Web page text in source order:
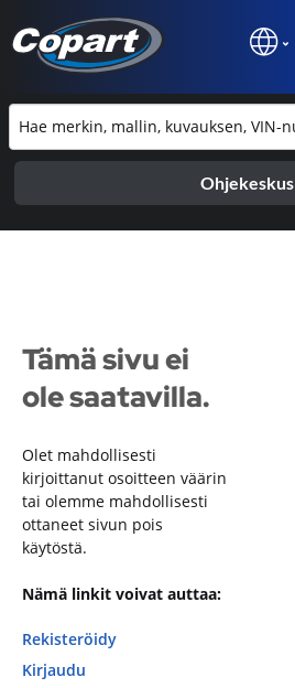
Ohjekeskus
Tämä sivu ei
ole saatavilla.
Olet mahdollisesti
kirjoittanut osoitteen väärin
tai olemme mahdollisesti
ottaneet sivun pois
käytöstä.
Nämä linkit voivat auttaa:
Rekisteröidy
Kirjaudu